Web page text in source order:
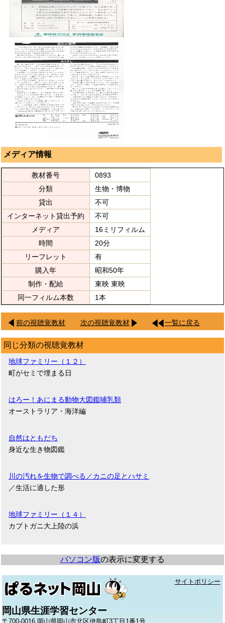
メディア情報
教材番号
0893
分類
生物・博物
貸出
不可
インターネット貸出予約
不可
メディア
16ミリフィルム
時間
20分
リーフレット
有
購入年
昭和50年
制作・配給
東映 東映
同一フィルム本数
1本
前の視聴覚教材 次の視聴覚教材 一覧に戻る
同じ分類の視聴覚教材
地球ファミリー（１２）
町がセミで埋まる日
はろー！あにまる動物大図鑑哺乳類
オーストラリア・海洋編
自然はともだち
身近な生き物図鑑
川の汚れを生物で調べる／カニの足とハサミ
／生活に適した形
地球ファミリー（１４）
カブトガニ大上陸の浜
パソコン版の表示に変更する
サイトポリシー
岡山県生涯学習センター
〒700-0016 岡山県岡山市北区伊島町3丁目1番1号